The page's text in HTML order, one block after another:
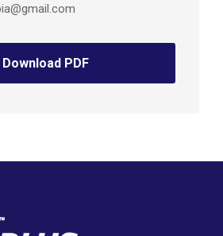
Download PDF